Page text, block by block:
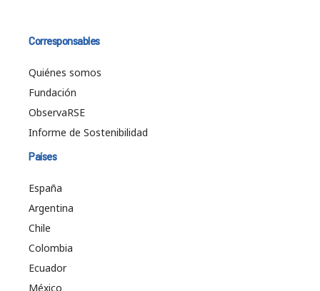
Corresponsables
Quiénes somos
Fundación
ObservaRSE
Informe de Sostenibilidad
Países
España
Argentina
Chile
Colombia
Ecuador
México